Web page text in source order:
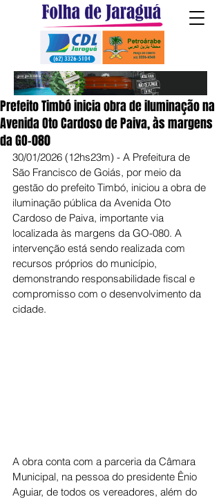
Prefeito Timbó inicia obra de iluminação na
Avenida Oto Cardoso de Paiva, às margens
da GO-080
30/01/2026 (12hs23m) - A Prefeitura de
São Francisco de Goiás, por meio da
gestão do prefeito Timbó, iniciou a obra de
iluminação pública da Avenida Oto
Cardoso de Paiva, importante via
localizada às margens da GO-080. A
intervenção está sendo realizada com
recursos próprios do município,
demonstrando responsabilidade fiscal e
compromisso com o desenvolvimento da
cidade.
A obra conta com a parceria da Câmara
Municipal, na pessoa do presidente Ênio
Aguiar, de todos os vereadores, além do